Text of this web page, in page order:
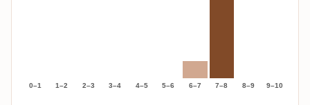
0–1 1–2 2–3 3–4 4–5 5–6 6–7 7–8 8–9 9–10